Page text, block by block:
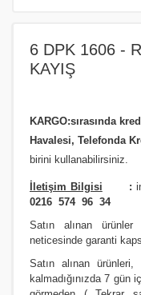
6 DPK 1606 -
KAYIŞ
KARGO:sırasında
Havalesi, Telefonda
birini kullanabilirsiniz.
İletişim Bilgisi :
0216 574 96 34
Satın alınan
neticesinde garanti
Satın alınan ürünleri,
kalmadığınızda 7 gün